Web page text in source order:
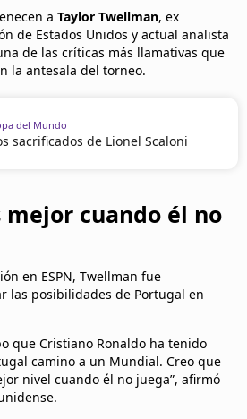
a Taylor Twellman, ex
de Estados Unidos y actual analista
de las críticas más llamativas que
la antesala del torneo.
del Mundo
sacrificados de Lionel Scaloni
mejor cuando él no
en ESPN, Twellman fue
las posibilidades de Portugal en
que Cristiano Ronaldo ha tenido
camino a un Mundial. Creo que
nivel cuando él no juega”, afirmó